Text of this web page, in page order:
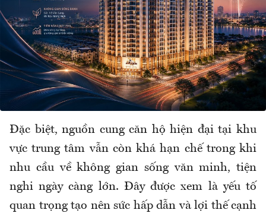
Đặc biệt, nguồn cung căn hộ hiện đại tại khu
vực trung tâm vẫn còn khá hạn chế trong khi
nhu cầu về không gian sống văn minh, tiện
nghi ngày càng lớn. Đây được xem là yếu tố
quan trọng tạo nên sức hấp dẫn và lợi thế cạnh